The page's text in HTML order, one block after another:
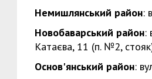
Немишлянський район:
Новобаварський район:
Катаєва, 11 (п. №2,
Основ'янський район: